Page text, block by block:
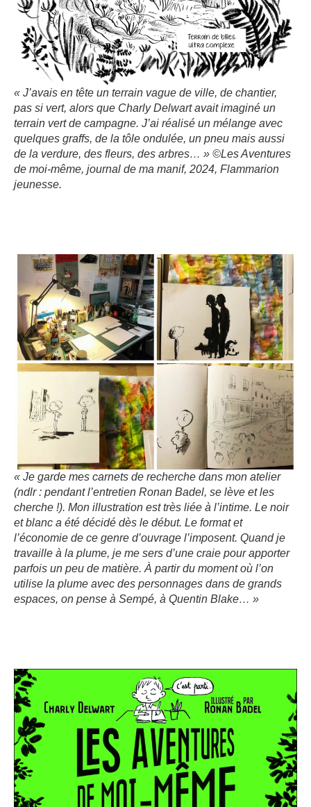
« J’avais en tête un terrain vague de ville, de chantier,
pas si vert, alors que Charly Delwart avait imaginé un
terrain vert de campagne. J’ai réalisé un mélange avec
quelques graffs, de la tôle ondulée, un pneu mais aussi
de la verdure, des fleurs, des arbres… » ©Les Aventures
de moi-même, journal de ma manif, 2024, Flammarion
jeunesse.
« Je garde mes carnets de recherche dans mon atelier
(ndlr : pendant l’entretien Ronan Badel, se lève et les
cherche !). Mon illustration est très liée à l’intime. Le noir
et blanc a été décidé dès le début. Le format et
l’économie de ce genre d’ouvrage l’imposent. Quand je
travaille à la plume, je me sers d’une craie pour apporter
parfois un peu de matière. À partir du moment où l’on
utilise la plume avec des personnages dans de grands
espaces, on pense à Sempé, à Quentin Blake… »